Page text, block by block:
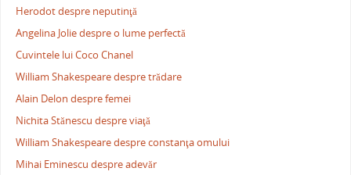
Herodot despre neputinţă
Angelina Jolie despre o lume perfectă
Cuvintele lui Coco Chanel
William Shakespeare despre trădare
Alain Delon despre femei
Nichita Stănescu despre viaţă
William Shakespeare despre constanţa omului
Mihai Eminescu despre adevăr